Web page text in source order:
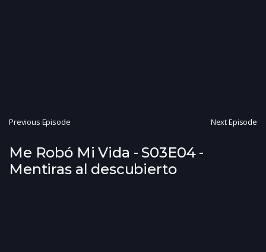
Previous Episode Next Episode
Me Robó Mi Vida - S03E04 -
Mentiras al descubierto